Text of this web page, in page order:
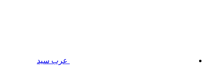
عرب سيد